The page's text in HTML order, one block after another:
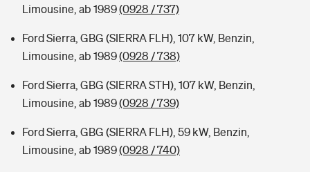
Limousine, ab 1989(0928 / 737)
Ford Sierra, GBG (SIERRA FLH), 107 kW, Benzin,
Limousine, ab 1989(0928 / 738)
Ford Sierra, GBG (SIERRA STH), 107 kW, Benzin,
Limousine, ab 1989(0928 / 739)
Ford Sierra, GBG (SIERRA FLH), 59 kW, Benzin,
Limousine, ab 1989(0928 / 740)